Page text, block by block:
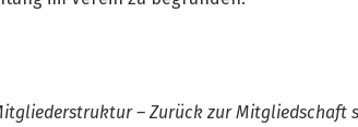
– Zurück zur Mitgliedschaft